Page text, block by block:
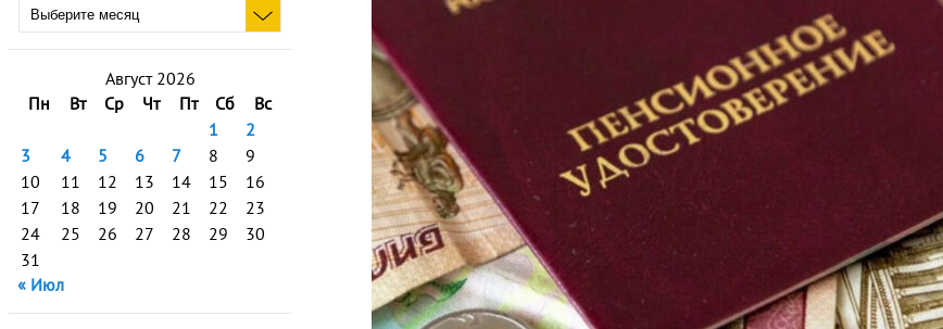
Август 2026
Пн
Вт Ср Чт Пт Сб
Вс
1
2
3
4 5 6 7 8
9
10
11 12 13 14 15
16
17
18 19 20 21 22
23
24
25 26 27 28 29
30
31
« Июл